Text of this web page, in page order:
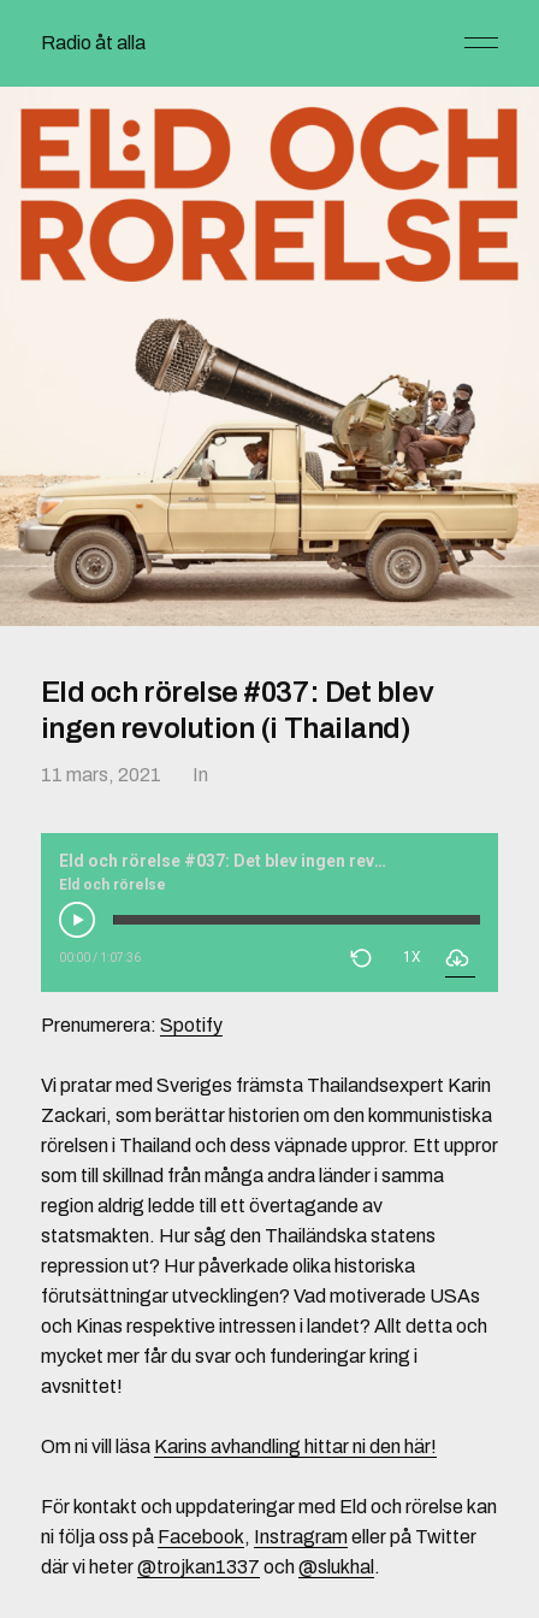
Radio åt alla
Eld och rörelse #037: Det blev
ingen revolution (i Thailand)
11 mars, 2021 In
Eld och rörelse #037: Det blev ingen revolution (i Thailand)
Eld och rörelse
00:00/ 1:07:36 1X
Prenumerera: Spotify
Vi pratar med Sveriges främsta Thailandsexpert Karin
Zackari, som berättar historien om den kommunistiska
rörelsen i Thailand och dess väpnade uppror. Ett uppror
som till skillnad från många andra länder i samma
region aldrig ledde till ett övertagande av
statsmakten. Hur såg den Thailändska statens
repression ut? Hur påverkade olika historiska
förutsättningar utvecklingen? Vad motiverade USAs
och Kinas respektive intressen i landet? Allt detta och
mycket mer får du svar och funderingar kring i
avsnittet!
Om ni vill läsa Karins avhandling hittar ni den här!
För kontakt och uppdateringar med Eld och rörelse kan
ni följa oss på Facebook, Instragrameller på Twitter
där vi heter@trojkan1337 och@slukhal .